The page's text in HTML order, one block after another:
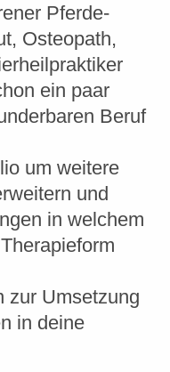
Pferde-
Osteopath,
ein paar
Beruf
um weitere
und
in welchem
zur Umsetzung
in deine